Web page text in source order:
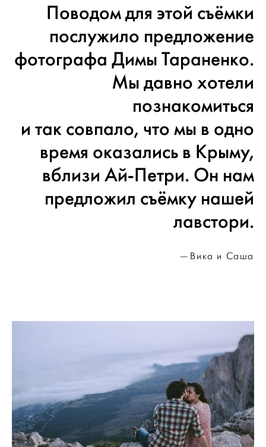
Поводом для этой съёмки
послужило предложение
фотографа Димы Тараненко.
Мы давно хотели
познакомиться
и так совпало, что мы в одно
время оказались в Крыму,
вблизи Ай-Петри. Он нам
предложил съёмку нашей
лавстори.
Вика и Саша